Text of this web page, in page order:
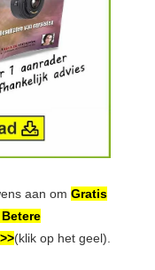
aan om Gratis
>>(klik op het geel).